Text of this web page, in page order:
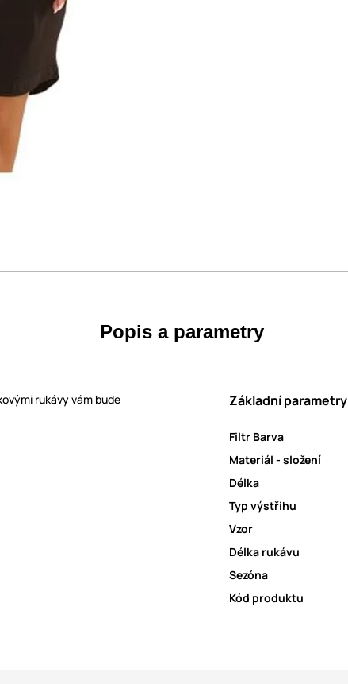
Popis a parametry
rukávy vám bude
Základní parametry
Filtr Barva
Materiál - složení
Délka
Typ výstřihu
Vzor
Délka rukávu
Sezóna
Kód produktu